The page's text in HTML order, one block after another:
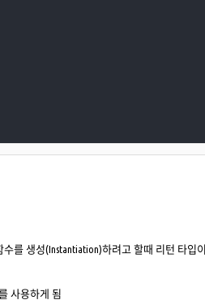
를 생성(Instantiation)하려고 할때 리턴 타
사용하게 됨